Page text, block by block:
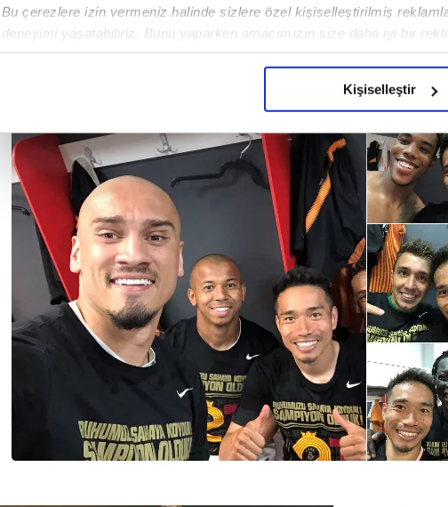
Bu çerezlere izin vermeniz halinde sizlere özel kişiselleştirilmiş
deneyimi yaşatabiliriz. Bunu yaparken amacımızın size daha iyi bir
içerikleri sunabilmek adına elimizden gelen çabayı gösterdiğimizi ve
Sizlere daha iyi bir hizmet sunabilmek için İnternet Sitemizde
çerezler vasıtasıyla çeşitli kişisel verileriniz işlenmekte olup gerekli
amacıyla kullanılmaktadır. Diğer çerezler, sitemizin daha işlevsel
reklam/pazarlama faaliyetlerinin yapılması, amaçlarıyla sınırlı olarak
Çerezlere ilişkin tercihlerinizi aşağıda yer alan panel vasıtasıyla
butonuna tıklayabilir,Çerez Bilgilendirme Metnimizi ziyaret
6698 sayılı Kişisel Verilerin Korunması Kanunu uyarınca hazırlanmış
mevzuata uygun olarak kullanılan çerezlerle ilgili bilgi almak için lütfen
Kişiselleştir